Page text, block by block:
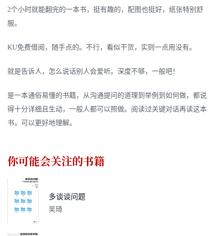
2个小时就能翻完的一本书，挺有趣的，配图也挺好，纸张特别舒
服。
KU免费借阅，随手点的。不行，看似干货，实则一点用没有。
就是告诉人，怎么说话别人会爱听。深度不够，一般吧！
是一本通俗易懂的书籍，从沟通提问的道理到举例到如何做，都说
得十分详细且生动，一般人都可以照做。阅读过关键对话再读这本
书，可以更好地理解。
你可能会关注的书籍
多谈谈问题
吴琦